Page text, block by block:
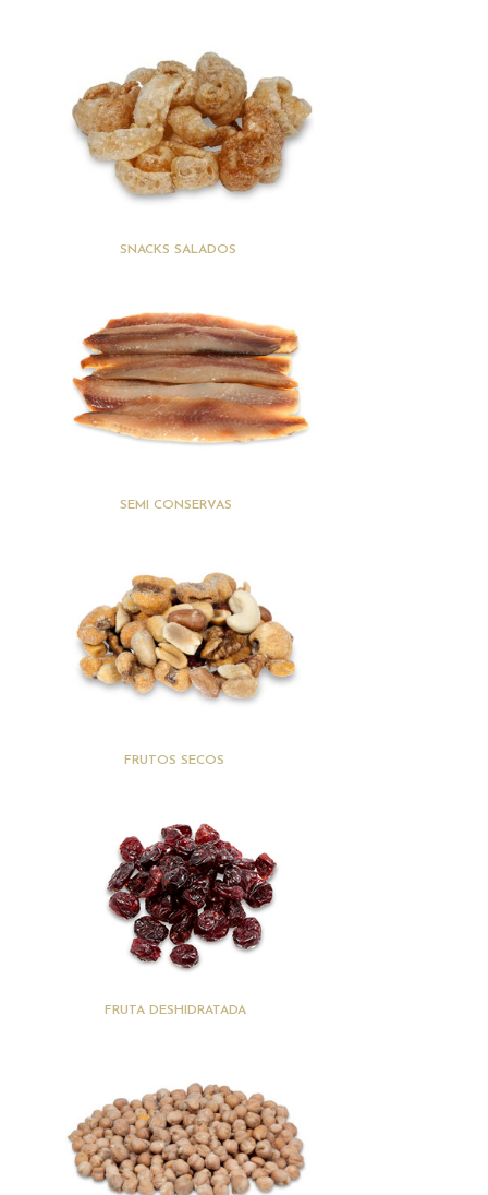
SNACKS SALADOS
SEMI CONSERVAS
FRUTOS SECOS
FRUTA DESHIDRATADA